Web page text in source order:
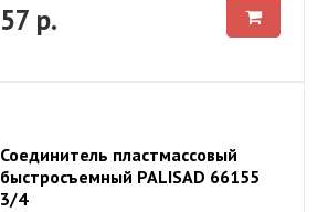
57 р.
Соединитель пластмассовый
быстросъемный PALISAD 66155
3/4